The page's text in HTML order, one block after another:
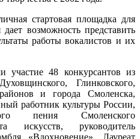
стартовая площадка для
возможность представить
работы вокалистов и их
участие 48 конкурсантов из
Глинковского,
и города Смоленска,
работник культуры России,
пения Смоленского
искусств, руководитель
«Вдохновение», Лауреат